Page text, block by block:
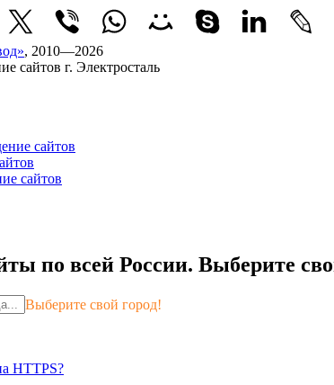
, 2010—2026
сайтов г. Электросталь
сайтов
сайтов
по всей России. Выберите
Выберите свой город!
HTTPS?